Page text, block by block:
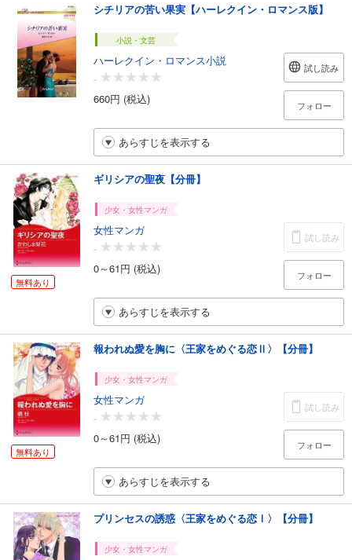
シチリアの苦い果実【ハーレクイン・ロマンス版】
小説・文芸
ハーレクイン・ロマンス小説
-
660円 (税込)
試し読み
フォロー
あらすじを表示する
無料あり
ギリシアの聖夜【分冊】
少女・女性マンガ
女性マンガ
-
0～61円 (税込)
試し読み
フォロー
あらすじを表示する
無料あり
報われぬ愛を胸に〈王家をめぐる恋Ⅱ〉【分冊】
少女・女性マンガ
女性マンガ
-
0～61円 (税込)
試し読み
フォロー
あらすじを表示する
プリンセスの誘惑〈王家をめぐる恋Ⅰ〉【分冊】
少女・女性マンガ